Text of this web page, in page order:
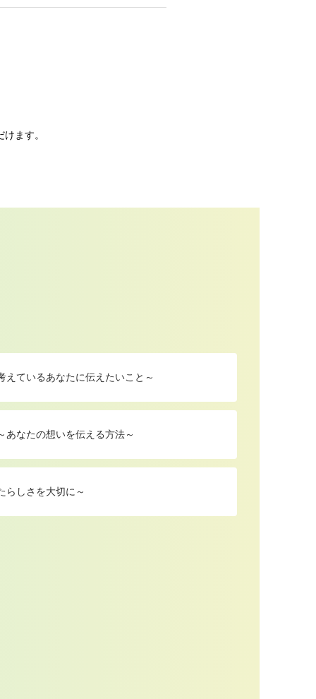
ます。
えているあなたに伝えたいこと～
あなたの想いを伝える方法～
らしさを大切に～